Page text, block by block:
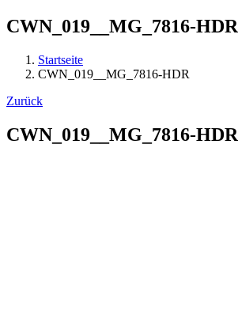
CWN_019__MG_7816-HDR
Startseite
CWN_019__MG_7816-HDR
Zurück
CWN_019__MG_7816-HDR